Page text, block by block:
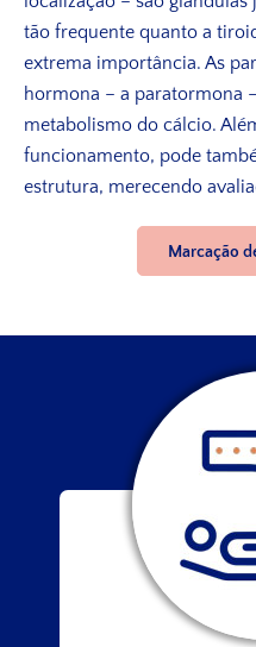
tão frequente quanto a
extrema importância. As
hormona – a paratormona
metabolismo do cálcio.
funcionamento, pode
estrutura, merecendo
Marcação